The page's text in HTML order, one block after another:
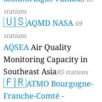
stations
🇺🇸AQMD NASA 69
stations
AQSEAAir Quality
Monitoring Capacity in
Southeast Asia85 stations
🇫🇷ATMO Bourgogne-
Franche-Comté -